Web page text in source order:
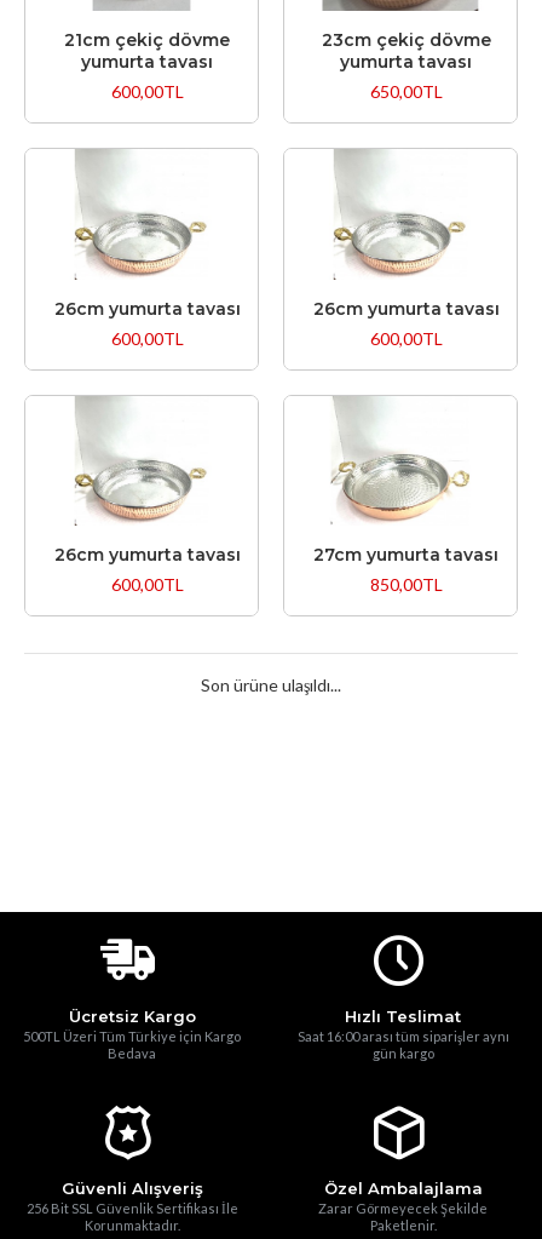
21cm çekiç dövme
yumurta tavası
600,00TL
23cm çekiç dövme
yumurta tavası
650,00TL
26cm yumurta tavası
600,00TL
26cm yumurta tavası
600,00TL
26cm yumurta tavası
600,00TL
27cm yumurta tavası
850,00TL
Son ürüne ulaşıldı...
Ücretsiz Kargo
500TL Üzeri Tüm Türkiye için Kargo
Bedava
Hızlı Teslimat
Saat 16:00 arası tüm siparişler aynı
gün kargo
Güvenli Alışveriş
256 Bit SSL Güvenlik Sertifikası İle
Korunmaktadır.
Özel Ambalajlama
Zarar Görmeyecek Şekilde
Paketlenir.